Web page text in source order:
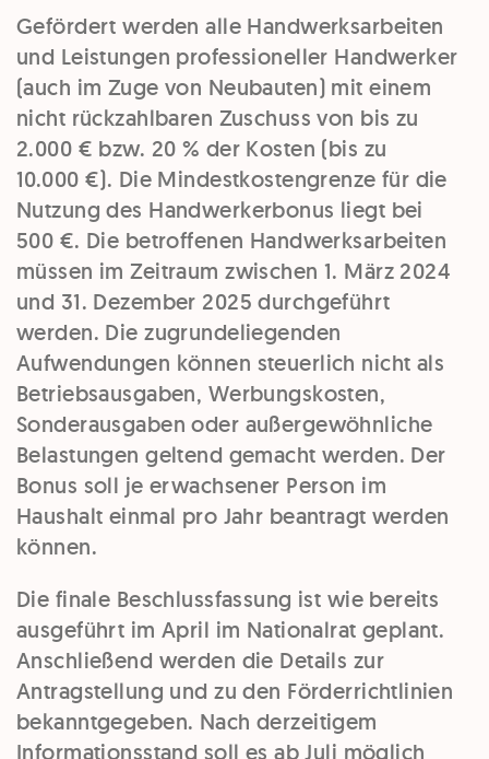
Gefördert werden alle Handwerksarbeiten
und Leistungen professioneller Handwerker
(auch im Zuge von Neubauten) mit einem
nicht rückzahlbaren Zuschuss von bis zu
2.000 € bzw. 20 % der Kosten (bis zu
10.000 €). Die Mindestkostengrenze für die
Nutzung des Handwerkerbonus liegt bei
500 €. Die betroffenen Handwerksarbeiten
müssen im Zeitraum zwischen 1. März 2024
und 31. Dezember 2025 durchgeführt
werden. Die zugrundeliegenden
Aufwendungen können steuerlich nicht als
Betriebsausgaben, Werbungskosten,
Sonderausgaben oder außergewöhnliche
Belastungen geltend gemacht werden. Der
Bonus soll je erwachsener Person im
Haushalt einmal pro Jahr beantragt werden
können.
Die finale Beschlussfassung ist wie bereits
ausgeführt im April im Nationalrat geplant.
Anschließend werden die Details zur
Antragstellung und zu den Förderrichtlinien
bekanntgegeben. Nach derzeitigem
Informationsstand soll es ab Juli möglich